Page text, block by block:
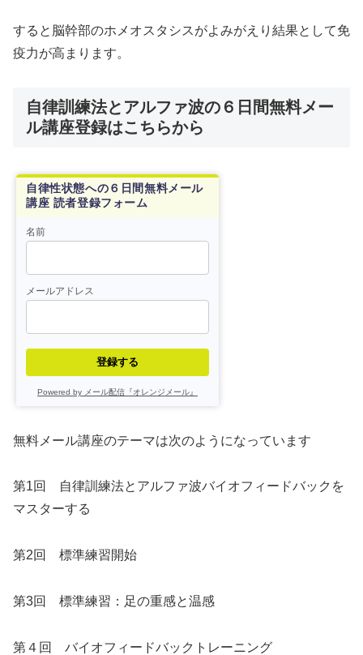
すると脳幹部のホメオスタシスがよみがえり結果として免
疫力が高まります。
自律訓練法とアルファ波の６日間無料メー
ル講座登録はこちらから
自律性状態への６日間無料メール
講座 読者登録フォーム
名前
メールアドレス
登録する
Powered by メール配信『オレンジメール』
無料メール講座のテーマは次のようになっています
第1回 自律訓練法とアルファ波バイオフィードバックを
マスターする
第2回 標準練習開始
第3回 標準練習：足の重感と温感
第４回 バイオフィードバックトレーニング